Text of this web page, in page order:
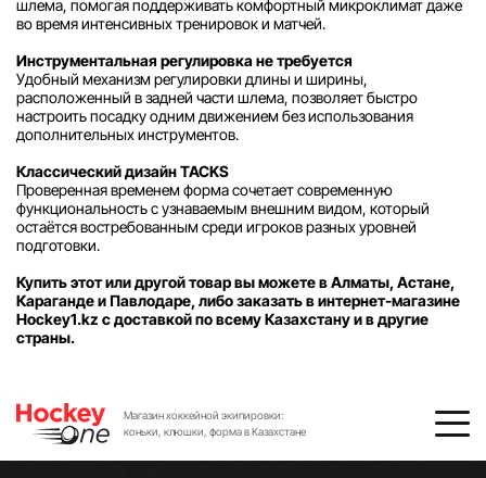
шлема, помогая поддерживать комфортный микроклимат даже
во время интенсивных тренировок и матчей.
Инструментальная регулировка не требуется
Удобный механизм регулировки длины и ширины,
расположенный в задней части шлема, позволяет быстро
настроить посадку одним движением без использования
дополнительных инструментов.
Классический дизайн TACKS
Проверенная временем форма сочетает современную
функциональность с узнаваемым внешним видом, который
остаётся востребованным среди игроков разных уровней
подготовки.
Купить этот или другой товар вы можете в Алматы, Астане,
Караганде и Павлодаре, либо заказать в интернет-магазине
Hockey1.kz с доставкой по всему Казахстану и в другие
страны.
Магазин хоккейной экипировки:
коньки, клюшки, форма в Казахстане